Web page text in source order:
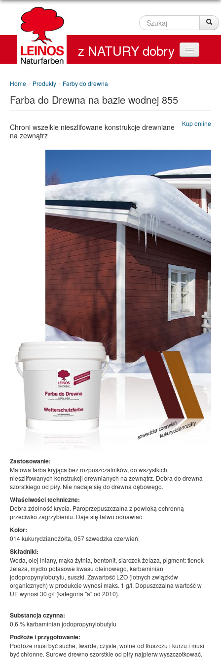
Szukaj
Home
Produkty
Service
z NATURY dobry
Home / Produkty / Farby do drewna
Farba do Drewna na bazie wodnej 855
Kup online
Chroni wszelkie nieszlifowane konstrukcje drewniane
na zewnątrz
Zastosowanie:
Matowa farba kryjąca bez rozpuszczalników, do wszystkich
nieszlifowanych konstrukcji drewnianych na zewnątrz. Dobra do drewna
szorstkiego od piły. Nie nadaje się do drewna dębowego.
Właściwości techniczne:
Dobra zdolność krycia. Paroprzepuszczalna z powłoką ochronną
przeciwko zagrzybieniu. Daje się łatwo odnawiać.
Kolor:
014 kukurydzianożółta, 057 szwedzka czerwień.
Składniki:
Woda, olej lniany, mąka żytnia, bentonit, siarczek żelaza, pigment: tlenek
żelaza, mydło potasowe kwasu oleinowego, karbaminian
jodopropynylobutylu, suszki. Zawartość LZO (lotnych związków
organicznych) w produkcie wynosi maks. 1 g/l. Dopuszczalna wartość w
UE wynosi 30 g/l (kategoria "a" od 2010).
Substancja czynna:
0,6 % karbaminian jodopropynylobutylu
Podłoże i przygotowanie:
Podłoże musi być suche, twarde, czyste, wolne od tłuszczu i kurzu i musi
być chłonne. Surowe drewno szorstkie od piły najpierw wyszczotkować.